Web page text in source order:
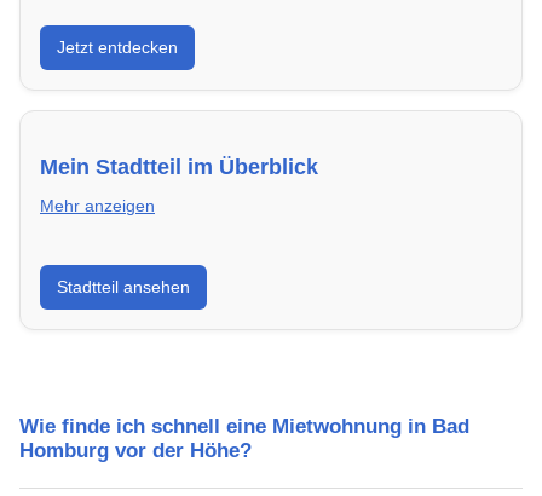
Entdecke Neubauprojekte in Bad Homburg vor der
Höhe – modern, energieeffizient und sofort
bezugsfertig.
Jetzt entdecken
Mein Stadtteil im Überblick
Mehr anzeigen
Erfahre mehr über deinen Stadtteil in Bad Homburg
vor der Höhe: Lebensqualität, Verkehrsanbindung,
Stadtteil ansehen
Wie finde ich schnell eine Mietwohnung in Bad
Homburg vor der Höhe?